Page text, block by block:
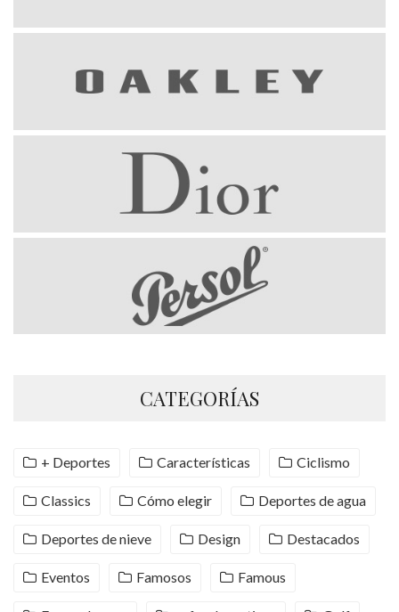
CATEGORÍAS
+ Deportes Características Ciclismo
Classics Cómo elegir Deportes de agua
Deportes de nieve Design Destacados
Eventos Famosos Famous